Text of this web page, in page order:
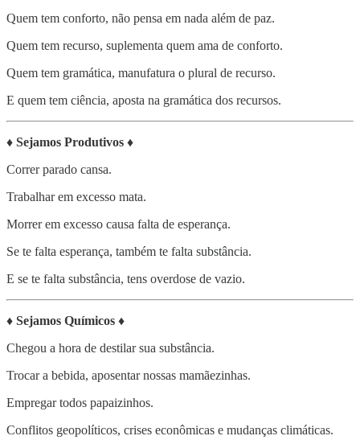
Quem tem conforto, não pensa em nada além de paz.
Quem tem recurso, suplementa quem ama de conforto.
Quem tem gramática, manufatura o plural de recurso.
E quem tem ciência, aposta na gramática dos recursos.
♦ Sejamos Produtivos ♦
Correr parado cansa.
Trabalhar em excesso mata.
Morrer em excesso causa falta de esperança.
Se te falta esperança, também te falta substância.
E se te falta substância, tens overdose de vazio.
♦ Sejamos Químicos ♦
Chegou a hora de destilar sua substância.
Trocar a bebida, aposentar nossas mamãezinhas.
Empregar todos papaizinhos.
Conflitos geopolíticos, crises econômicas e mudanças climáticas.